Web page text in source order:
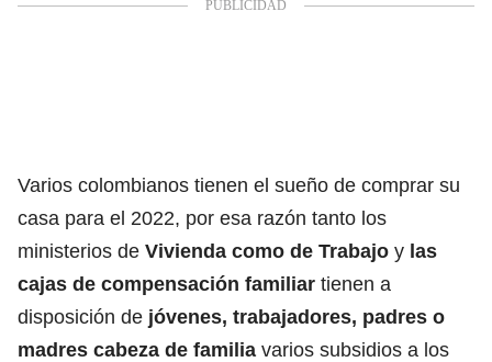
Varios colombianos tienen el sueño de comprar su
casa para el 2022, por esa razón tanto los
ministerios de Vivienda como de Trabajo y las
cajas de compensación familiar tienen a
disposición de jóvenes, trabajadores, padres o
madres cabeza de familia varios subsidios a los